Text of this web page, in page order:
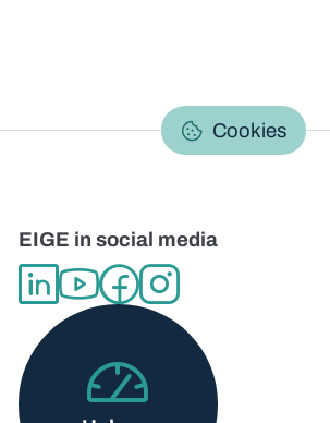
Cookies
EIGE in social media